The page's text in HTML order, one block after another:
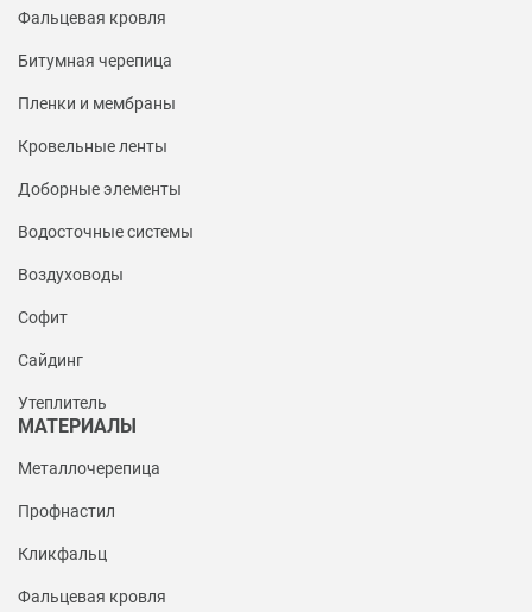
Фальцевая кровля
Битумная черепица
Пленки и мембраны
Кровельные ленты
Доборные элементы
Водосточные системы
Воздуховоды
Софит
Сайдинг
Утеплитель
МАТЕРИАЛЫ
Металлочерепица
Профнастил
Кликфальц
Фальцевая кровля